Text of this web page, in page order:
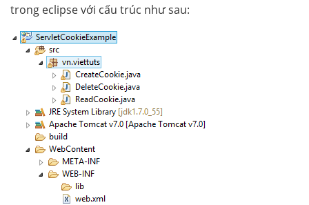
trong eclipse với cấu trúc như sau: